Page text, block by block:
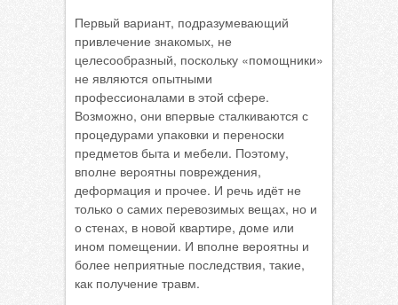
Первый вариант, подразумевающий
привлечение знакомых, не
целесообразный, поскольку «помощники»
не являются опытными
профессионалами в этой сфере.
Возможно, они впервые сталкиваются с
процедурами упаковки и переноски
предметов быта и мебели. Поэтому,
вполне вероятны повреждения,
деформация и прочее. И речь идёт не
только о самих перевозимых вещах, но и
о стенах, в новой квартире, доме или
ином помещении. И вполне вероятны и
более неприятные последствия, такие,
как получение травм.